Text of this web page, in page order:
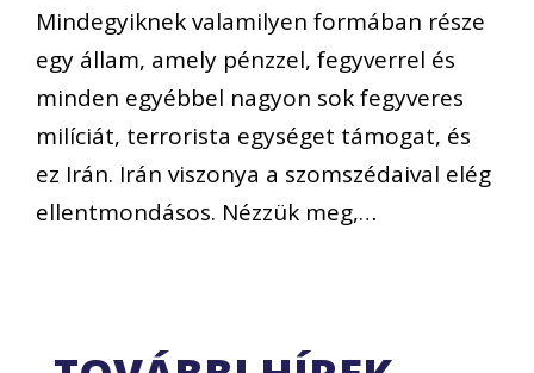
Mindegyiknek valamilyen formában része
egy állam, amely pénzzel, fegyverrel és
minden egyébbel nagyon sok fegyveres
milíciát, terrorista egységet támogat, és
ez Irán. Irán viszonya a szomszédaival elég
ellentmondásos. Nézzük meg,…